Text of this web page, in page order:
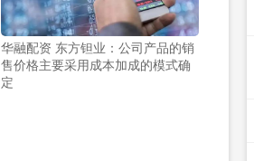
华融配资 东方钽业：公司产品的销
售价格主要采用成本加成的模式确
定